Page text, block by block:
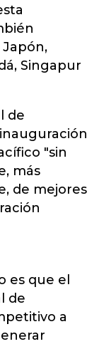
Singapur
de
"sin
más
de mejores
es que el
de
a